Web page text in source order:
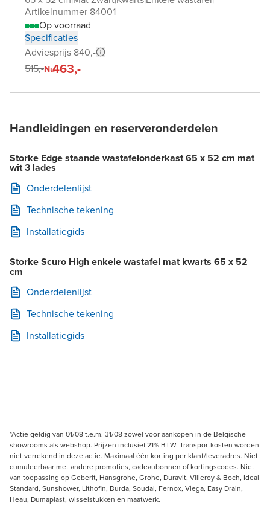
Artikelnummer 84001
Op voorraad
Specificaties
Adviesprijs 840,-
515,-Nu463,-
Handleidingen en reserveronderdelen
Storke Edge staande wastafelonderkast 65 x 52 cm mat
wit 3 lades
Onderdelenlijst
Technische tekening
Installatiegids
Storke Scuro High enkele wastafel mat kwarts 65 x 52
cm
Onderdelenlijst
Technische tekening
Installatiegids
*Actie geldig van 01/08 t.e.m. 31/08 zowel voor aankopen in de Belgische
showrooms als webshop. Prijzen inclusief 21% BTW. Transportkosten worden
niet verrekend in deze actie. Maximaal één korting per klant/leveradres. Niet
cumuleerbaar met andere promoties, cadeaubonnen of kortingscodes. Niet
van toepassing op Geberit, Hansgrohe, Grohe, Duravit, Villeroy & Boch, Ideal
Standard, Sunshower, Lithofin, Burda, Soudal, Fernox, Viega, Easy Drain,
Heau, Dumaplast, wisselstukken en maatwerk.